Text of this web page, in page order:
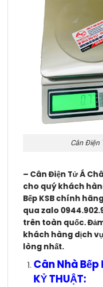
Cân Điện
– Cân Điện Tử Á
cho quý khách
Bếp KSB chính
qua zalo
trên toàn quốc.
khách hàng dịch
lòng nhất.
Cân Nhà Bếp
KỶ THUẬT: